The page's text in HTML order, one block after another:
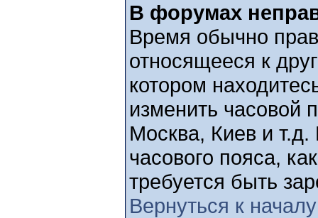
В форумах
Время обычно
относящееся к
котором
изменить часовой
Москва, Киев и
часового пояса,
требуется быть
Вернуться к началу